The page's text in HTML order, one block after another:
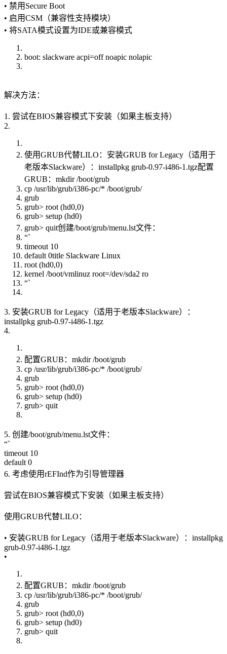
• 禁用Secure Boot
• 启用CSM（兼容性支持模块）
• 将SATA模式设置为IDE或兼容模式
boot: slackware acpi=off noapic nolapic
解决方法：
1. 尝试在BIOS兼容模式下安装（如果主板支持）
2.
使用GRUB代替LILO：安装GRUB for Legacy（适用于
老版本Slackware）：installpkg grub-0.97-i486-1.tgz配置
GRUB：mkdir /boot/grub
cp /usr/lib/grub/i386-pc/* /boot/grub/
grub
grub> root (hd0,0)
grub> setup (hd0)
grub> quit创建/boot/grub/menu.lst文件：
“`
timeout 10
default 0title Slackware Linux
root (hd0,0)
kernel /boot/vmlinuz root=/dev/sda2 ro
“`
3. 安装GRUB for Legacy（适用于老版本Slackware）：
installpkg grub-0.97-i486-1.tgz
4.
配置GRUB：mkdir /boot/grub
cp /usr/lib/grub/i386-pc/* /boot/grub/
grub
grub> root (hd0,0)
grub> setup (hd0)
grub> quit
5. 创建/boot/grub/menu.lst文件：
“`
timeout 10
default 0
6. 考虑使用rEFInd作为引导管理器
尝试在BIOS兼容模式下安装（如果主板支持）
使用GRUB代替LILO：
• 安装GRUB for Legacy（适用于老版本Slackware）：installpkg
grub-0.97-i486-1.tgz
•
配置GRUB：mkdir /boot/grub
cp /usr/lib/grub/i386-pc/* /boot/grub/
grub
grub> root (hd0,0)
grub> setup (hd0)
grub> quit